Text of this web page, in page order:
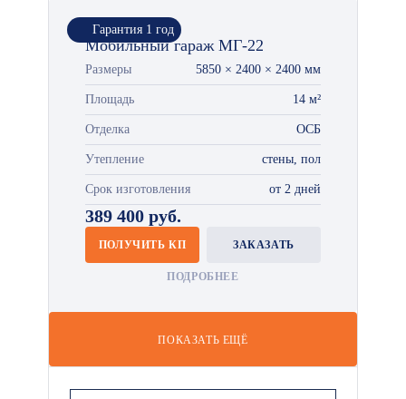
Гарантия 1 год
Мобильный гараж МГ-22
Размеры 5850 × 2400 × 2400 мм
Площадь 14 м²
Отделка ОСБ
Утепление стены, пол
Срок изготовления от 2 дней
389 400 руб.
ПОЛУЧИТЬ КП ЗАКАЗАТЬ
ПОДРОБНЕЕ
ПОКАЗАТЬ ЕЩЁ